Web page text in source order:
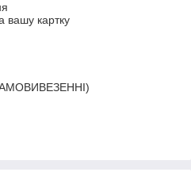
вашу картку